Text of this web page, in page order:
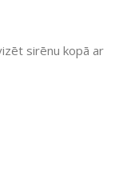
sirēnu kopā ar